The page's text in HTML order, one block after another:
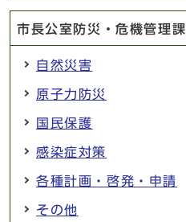
市長公室防災・危機管理課
自然災害
原子力防災
国民保護
感染症対策
各種計画・啓発・申請
その他